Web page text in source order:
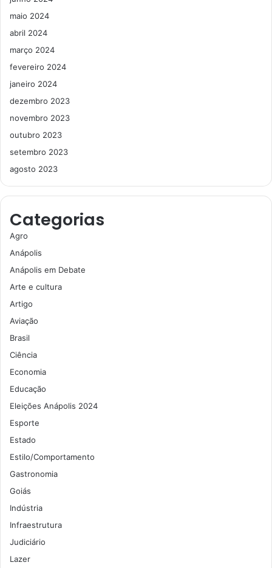
maio 2024
abril 2024
março 2024
fevereiro 2024
janeiro 2024
dezembro 2023
novembro 2023
outubro 2023
setembro 2023
agosto 2023
Categorias
Agro
Anápolis
Anápolis em Debate
Arte e cultura
Artigo
Aviação
Brasil
Ciência
Economia
Educação
Eleições Anápolis 2024
Esporte
Estado
Estilo/Comportamento
Gastronomia
Goiás
Indústria
Infraestrutura
Judiciário
Lazer